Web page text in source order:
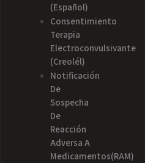
(español)
Consentimiento
Terapia
Electroconvulsivante
(creolél)
Notificación
De
Sospecha
De
Reacción
Adversa A
Medicamentos(RAM)